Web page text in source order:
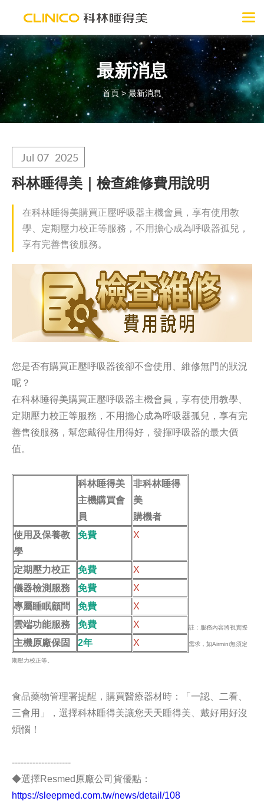
最新消息
首頁 >最新消息
Jul 07 2025
科林睡得美｜檢查維修費用說明
在科林睡得美購買正壓呼吸器主機會員，享有使用教
學、定期壓力校正等服務，不用擔心成為呼吸器孤兒，
享有完善售後服務。
您是否有購買正壓呼吸器後卻不會使用、維修無門的狀況
呢？
在科林睡得美購買正壓呼吸器主機會員，享有使用教學、
定期壓力校正等服務，不用擔心成為呼吸器孤兒，享有完
善售後服務，幫您戴得住用得好，發揮呼吸器的最大價
值。
科林睡得美
主機購買會
員
非科林睡得
美
購機者
使用及保養教
學
免費 X
定期壓力校正 免費
X
儀器檢測服務
免費
X
專屬睡眠顧問
免費
X
雲端功能服務
免費
X
主機原廠保固
2年 X
註：服務內容將視實際
需求，如Airmini無須定
期壓力校正等。
食品藥物管理署提醒，購買醫療器材時：「一認、二看、
三會用」，選擇科林睡得美讓您天天睡得美、戴好用好沒
煩惱！
--------------------
◆選擇Resmed原廠公司貨優點：
https://sleepmed.com.tw/news/detail/108